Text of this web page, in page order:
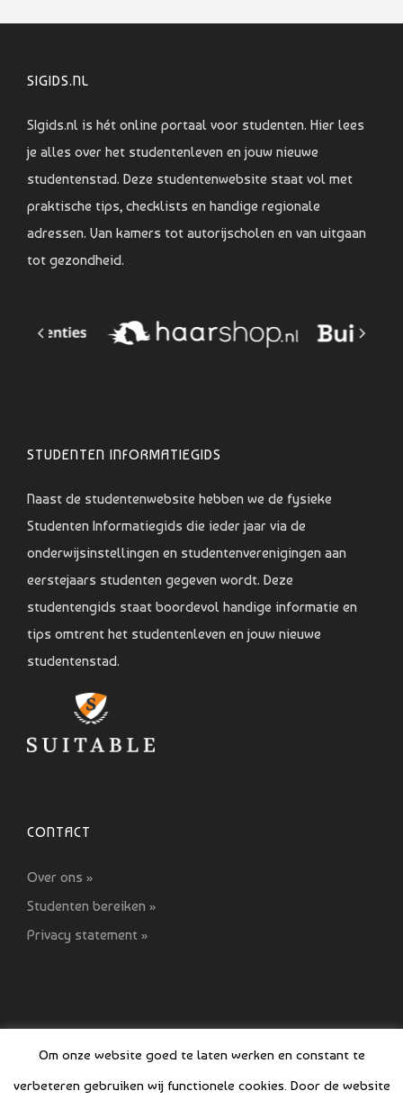
SIGIDS.NL
SIgids.nl is hét online portaal voor studenten. Hier lees
je alles over het studentenleven en jouw nieuwe
studentenstad. Deze studentenwebsite staat vol met
praktische tips, checklists en handige regionale
adressen. Van kamers tot autorijscholen en van uitgaan
tot gezondheid.
STUDENTEN INFORMATIEGIDS
Naast de studentenwebsite hebben we de fysieke
Studenten Informatiegids die ieder jaar via de
onderwijsinstellingen en studentenverenigingen aan
eerstejaars studenten gegeven wordt. Deze
studentengids staat boordevol handige informatie en
tips omtrent het studentenleven en jouw nieuwe
studentenstad.
CONTACT
Over ons »
Studenten bereiken »
Privacy statement »
Om onze website goed te laten werken en constant te
verbeteren gebruiken wij functionele cookies. Door de website